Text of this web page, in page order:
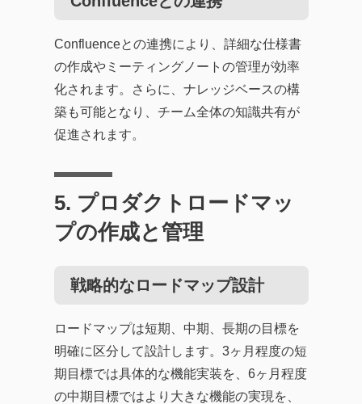
Confluenceとの連携により、詳細な仕様書
の作成やミーティングノートの管理が効率
化されます。さらに、ナレッジベースの構
築も可能となり、チーム全体の知識共有が
促進されます。
5. プロダクトロードマッ
プの作成と管理
戦略的なロードマップ設計
ロードマップは短期、中期、長期の目標を
明確に区分して設計します。3ヶ月程度の短
期目標では具体的な機能実装を、6ヶ月程度
の中期目標ではより大きな機能の実現を、